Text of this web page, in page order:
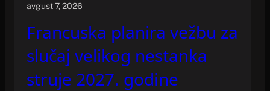
avgust 7, 2026
Francuska planira vežbu za
slučaj velikog nestanka
struje 2027. godine